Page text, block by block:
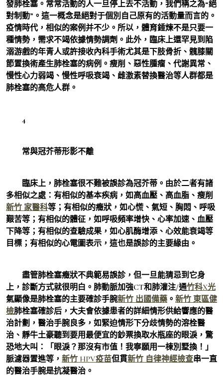
發肺栓塞。常常活動的人一旦停上去不活動，我們稱之為“絕
對制動”。這一概念是絕對于個別自己原有的活動量而言的。
疫情時代，相似的案例并不少。所以，體育錘煉不是只要一
種情勢，需求不竭依據情勢調劑。此外，臨床上還罕見到陷
溺游戲的年青人或許接收內科手術尤其是下肢骨折、髖膝關
節置換術產生肺栓塞的病例。瘦削、惡性腫瘤、代謝異常、
慢性心力弱竭、慢性呼吸衰竭、雌激素替換醫治等人群都是
肺栓塞的高危人群。
4
常與冠芥蒂形影不離
臨床上，肺栓塞很不難被誤診為冠芥蒂。由於二者有諸
多相似之處：有相似的基本疾病，如高血壓、高血脂、瘦削
新竹 家醫科等；有相似的癥狀，如心慌、氣短、胸悶、呼吸
艱苦等；有相似的體征，如呼吸頻率增快、心率加速、血壓
下降等；有相似的查驗成果，如心肌酶增添、心效能衰竭等
目標；有相似的心電圖表示，這也是誤診的主要緣由。
盡管肺栓塞癥狀不典範易誤診，但一旦能猜忌到它身
上，診斷方式就很明白。肺動脈加強CT和肺灌注/通竹科X光
氣顯像是肺栓塞的主要確診手腕新竹 出國備藥 。 新竹 東區健
檢肺栓塞確診后，大夫會依據患者的詳細情形供給響應的醫
治計劃，醫治手腕良多，如緊迫情形下分歧情勢的溶栓醫
治、靜牛土豪聽到要用最便宜的鈔票換取水瓶座的眼淚，驚
恐地大叫：「眼淚？那沒有市值！我寧願用一棟別墅換！」
脈濾器置進等， 新竹 HPV疫苗但貫新竹 自律神經檢查串一直
的醫治手腕是抗凝醫治。